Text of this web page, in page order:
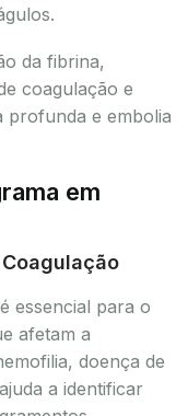
da fibrina,
coagulação e
profunda e embolia
em
essencial para o
afetam a
doença de
a identificar